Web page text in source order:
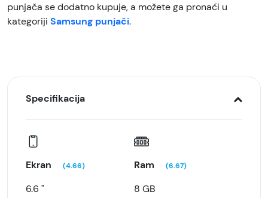
punjača se dodatno kupuje, a možete ga pronaći u
kategoriji Samsung punjači.
Specifikacija
Ekran (4.66)
6.6 "
Ram (6.67)
8 GB